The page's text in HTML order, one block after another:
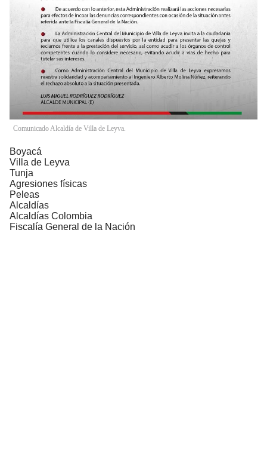
Comunicado Alcaldía de Villa de Leyva.
Boyacá
Villa de Leyva
Tunja
Agresiones físicas
Peleas
Alcaldías
Alcaldías Colombia
Fiscalía General de la Nación